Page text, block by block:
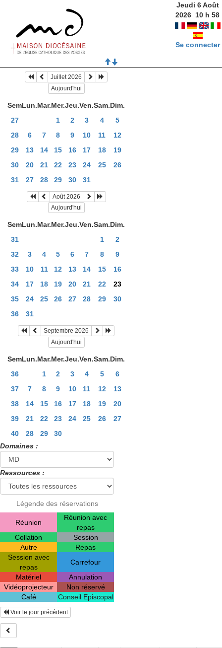
Jeudi 6 Août
2026 10 h58
Se connecter
Juillet 2026
Aujourd'hui
SemLun.Mar.Mer.Jeu.Ven.Sam.Dim.
27
1 2 3 4
5
28
6 7 8 9 10 11
12
29
13 14 15 16 17 18
19
30
20 21 22 23 24 25
26
31
27 28 29 30 31
Août 2026
Aujourd'hui
SemLun.Mar.Mer.Jeu.Ven.Sam.Dim.
31
1
2
32
3 4 5 6 7 8
9
33
10 11 12 13 14 15
16
34
17 18 19 20 21 22
23
35
24 25 26 27 28 29
30
36
31
Septembre 2026
Aujourd'hui
SemLun.Mar.Mer.Jeu.Ven.Sam.Dim.
36
1 2 3 4 5
6
37
7 8 9 10 11 12
13
38
14 15 16 17 18 19
20
39
21 22 23 24 25 26
27
40
28 29
30
Domaines :
Ressources :
Légende des réservations
Réunion
Réunion avec
repas
Collation
Session
Autre
Repas
Session avec
repas
Carrefour
Matériel
Annulation
Vidéoprojecteur
Non réservé
Café
Conseil Episcopal
Voir le jour précédent